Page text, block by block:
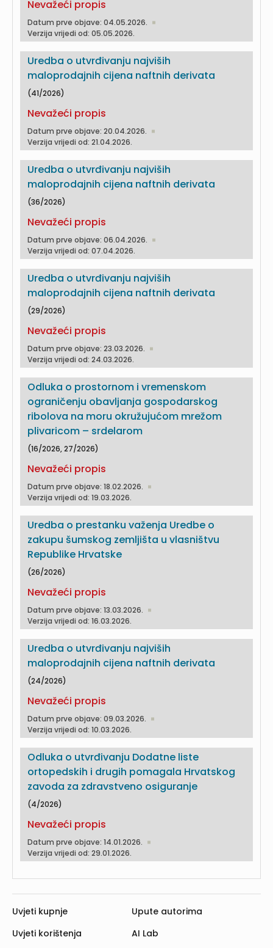
Nevažeći propis
Datum prve objave: 04.05.2026.
Verzija vrijedi od: 05.05.2026.
Uredba o utvrđivanju najviših
maloprodajnih cijena naftnih derivata
(41/2026)
Nevažeći propis
Datum prve objave: 20.04.2026.
Verzija vrijedi od: 21.04.2026.
Uredba o utvrđivanju najviših
maloprodajnih cijena naftnih derivata
(36/2026)
Nevažeći propis
Datum prve objave: 06.04.2026.
Verzija vrijedi od: 07.04.2026.
Uredba o utvrđivanju najviših
maloprodajnih cijena naftnih derivata
(29/2026)
Nevažeći propis
Datum prve objave: 23.03.2026.
Verzija vrijedi od: 24.03.2026.
Odluka o prostornom i vremenskom
ograničenju obavljanja gospodarskog
ribolova na moru okružujućom mrežom
plivaricom – srdelarom
(16/2026, 27/2026)
Nevažeći propis
Datum prve objave: 18.02.2026.
Verzija vrijedi od: 19.03.2026.
Uredba o prestanku važenja Uredbe o
zakupu šumskog zemljišta u vlasništvu
Republike Hrvatske
(26/2026)
Nevažeći propis
Datum prve objave: 13.03.2026.
Verzija vrijedi od: 16.03.2026.
Uredba o utvrđivanju najviših
maloprodajnih cijena naftnih derivata
(24/2026)
Nevažeći propis
Datum prve objave: 09.03.2026.
Verzija vrijedi od: 10.03.2026.
Odluka o utvrđivanju Dodatne liste
ortopedskih i drugih pomagala Hrvatskog
zavoda za zdravstveno osiguranje
(4/2026)
Nevažeći propis
Datum prve objave: 14.01.2026.
Verzija vrijedi od: 29.01.2026.
Uvjeti kupnje
Uvjeti korištenja
Upute autorima
AI Lab